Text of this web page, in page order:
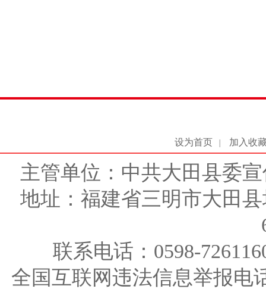
设为首页 加入收
主管单位：中共大田县委
地址：福建省三明市大田
联系电话：0598-
全国互联网违法信息举报电